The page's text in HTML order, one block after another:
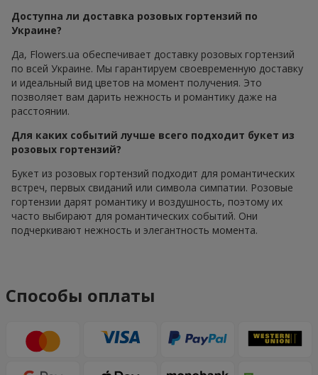
Доступна ли доставка розовых гортензий по
Украине?
Да, Flowers.ua обеспечивает доставку розовых гортензий
по всей Украине. Мы гарантируем своевременную доставку
и идеальный вид цветов на момент получения. Это
позволяет вам дарить нежность и романтику даже на
расстоянии.
Для каких событий лучше всего подходит букет из
розовых гортензий?
Букет из розовых гортензий подходит для романтических
встреч, первых свиданий или символа симпатии. Розовые
гортензии дарят романтику и воздушность, поэтому их
часто выбирают для романтических событий. Они
подчеркивают нежность и элегантность момента.
Способы оплаты